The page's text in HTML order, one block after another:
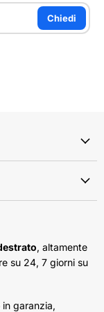
Chiedi
, altamente
su 24, 7 giorni su
garanzia,